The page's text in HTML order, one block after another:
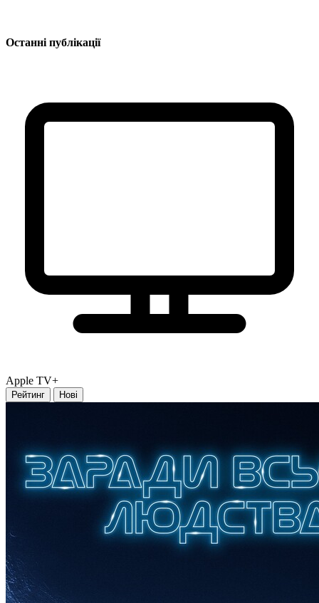
Останні публікації
Apple TV+
Рейтинг Нові